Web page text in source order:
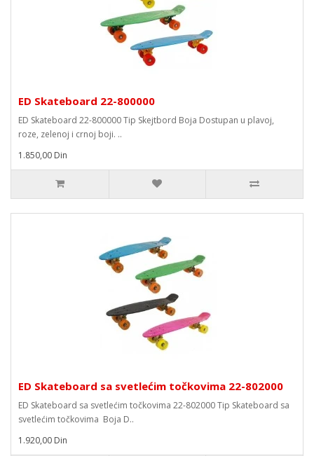
ED Skateboard 22-800000
ED Skateboard 22-800000 Tip Skejtbord Boja Dostupan u plavoj,
roze, zelenoj i crnoj boji. ..
1.850,00 Din
ED Skateboard sa svetlećim točkovima 22-802000
ED Skateboard sa svetlećim točkovima 22-802000 Tip Skateboard sa
svetlećim točkovima Boja D..
1.920,00 Din